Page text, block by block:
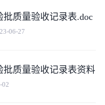
质量验收记录表.doc
06-27
质量验收记录表资料
02